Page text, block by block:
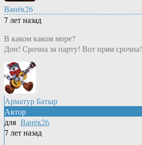
Ванёк26
7 лет назад
В каком каком море?
Дон! Срочна за парту! Вот прям срочна!
Арматур Батыр
Автор
для Ванёк26
7 лет назад